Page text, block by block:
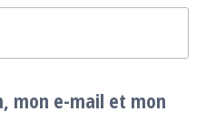
mon e-mail et mon